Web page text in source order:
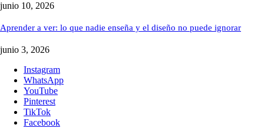
junio 10, 2026
Aprender a ver: lo que nadie enseña y el diseño no puede ignorar
junio 3, 2026
Instagram
WhatsApp
YouTube
Pinterest
TikTok
Facebook